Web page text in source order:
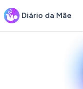
Diário da Mãe